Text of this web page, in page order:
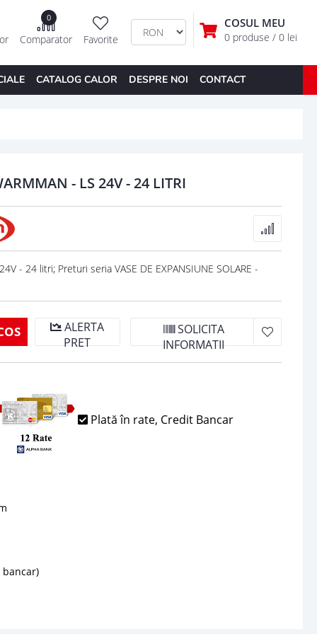
COSUL MEU
0 produse / 0 lei
Favorite
0
Comparator
CATALOG CALOR DESPRE NOI CONTACT
- LS 24V - 24 LITRI
- 24 litri; Preturi seria VASE DE EXPANSIUNE SOLARE -
ALERTA
PRET
SOLICITA
INFORMATII
Plată în rate, Credit Bancar